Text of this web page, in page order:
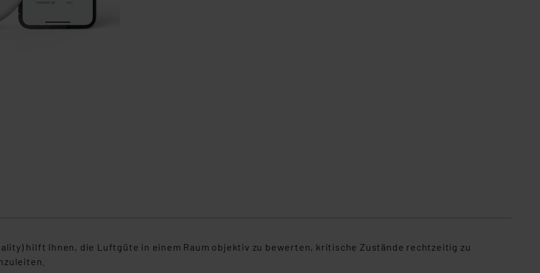
hilft Ihnen, die Luftgüte in einem Raum objektiv zu bewerten, kritische Zustände rechtzeitig zu